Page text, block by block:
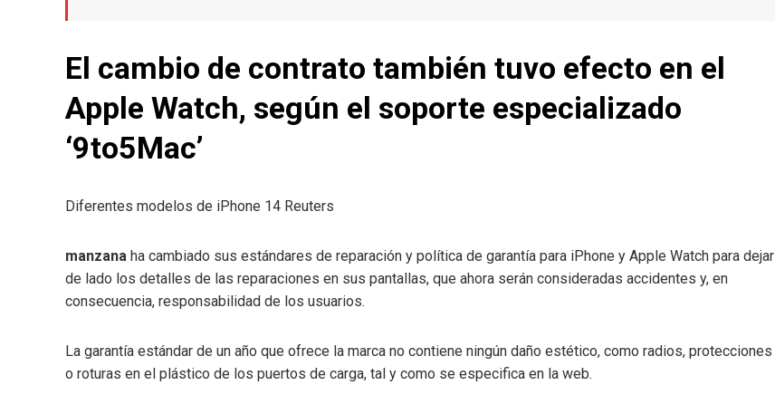
El cambio de contrato también tuvo efecto en el
Apple Watch, según el soporte especializado
‘9to5Mac’
Diferentes modelos de iPhone 14 Reuters
manzana ha cambiado sus estándares de reparación y política de garantía para iPhone y Apple Watch para dejar
de lado los detalles de las reparaciones en sus pantallas, que ahora serán consideradas accidentes y, en
consecuencia, responsabilidad de los usuarios.
La garantía estándar de un año que ofrece la marca no contiene ningún daño estético, como radios, protecciones
o roturas en el plástico de los puertos de carga, tal y como se especifica en la web.